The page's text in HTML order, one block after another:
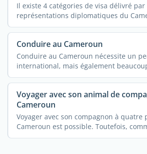
Il existe 4 catégories de visa délivré par
représentations diplomatiques du
Conduire au Cameroun
Conduire au Cameroun nécessite un
international, mais également
...
Voyager avec son animal de
Cameroun
Voyager avec son compagnon à quatre
Cameroun est possible. Toutefois,
autres ...